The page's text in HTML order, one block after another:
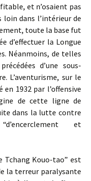
et n’osaient pas
dans l’intérieur de
toute la base fut
d’effectuer la Longue
Néanmoins, de telles
d’une sous-
L’aventurisme, sur le
1932 par l’offensive
de cette ligne de
dans la lutte contre
et
Tchang Kouo-tao” est
la terreur paralysante